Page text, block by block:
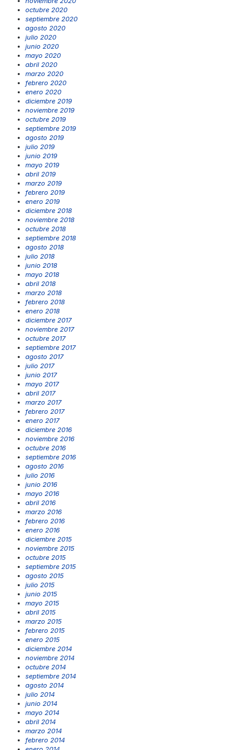
octubre 2020
septiembre 2020
agosto 2020
julio 2020
junio 2020
mayo 2020
abril 2020
marzo 2020
febrero 2020
enero 2020
diciembre 2019
noviembre 2019
octubre 2019
septiembre 2019
agosto 2019
julio 2019
junio 2019
mayo 2019
abril 2019
marzo 2019
febrero 2019
enero 2019
diciembre 2018
noviembre 2018
octubre 2018
septiembre 2018
agosto 2018
julio 2018
junio 2018
mayo 2018
abril 2018
marzo 2018
febrero 2018
enero 2018
diciembre 2017
noviembre 2017
octubre 2017
septiembre 2017
agosto 2017
julio 2017
junio 2017
mayo 2017
abril 2017
marzo 2017
febrero 2017
enero 2017
diciembre 2016
noviembre 2016
octubre 2016
septiembre 2016
agosto 2016
julio 2016
junio 2016
mayo 2016
abril 2016
marzo 2016
febrero 2016
enero 2016
diciembre 2015
noviembre 2015
octubre 2015
septiembre 2015
agosto 2015
julio 2015
junio 2015
mayo 2015
abril 2015
marzo 2015
febrero 2015
enero 2015
diciembre 2014
noviembre 2014
octubre 2014
septiembre 2014
agosto 2014
julio 2014
junio 2014
mayo 2014
abril 2014
marzo 2014
febrero 2014